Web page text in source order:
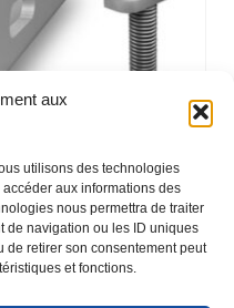
aux
utilisons des technologies
aux informations des
nous permettra de traiter
de navigation ou les ID uniques
de retirer son consentement peut
et fonctions.
SingleRail 36
€